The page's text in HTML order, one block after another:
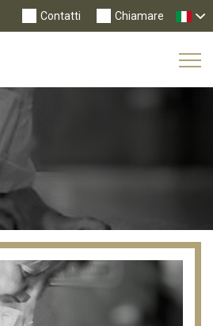
Chiamare
Contatti